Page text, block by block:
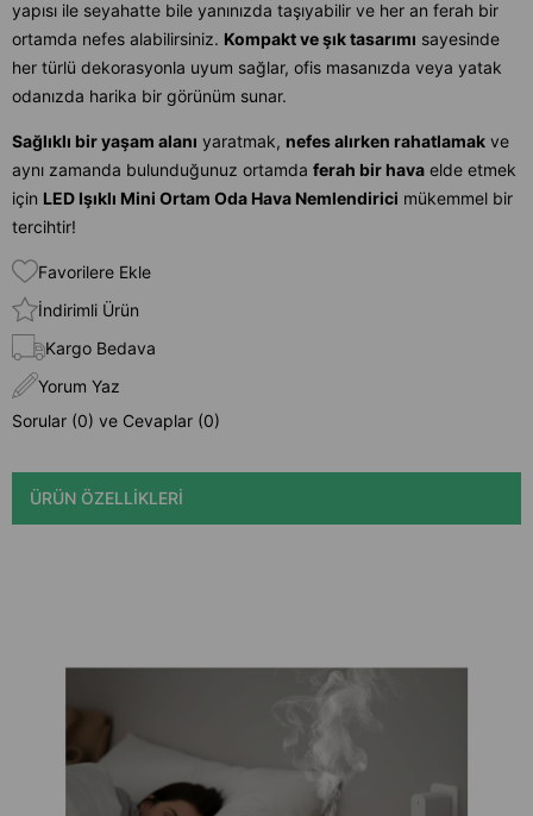
yapısı ile seyahatte bile yanınızda taşıyabilir ve her an ferah bir
ortamda nefes alabilirsiniz. Kompakt ve şık tasarımı sayesinde
her türlü dekorasyonla uyum sağlar, ofis masanızda veya yatak
odanızda harika bir görünüm sunar.
Sağlıklı bir yaşam alanı yaratmak, nefes alırken rahatlamak ve
aynı zamanda bulunduğunuz ortamda ferah bir hava elde etmek
için LED Işıklı Mini Ortam Oda Hava Nemlendirici mükemmel bir
tercihtir!
Favorilere Ekle
İndirimli Ürün
Kargo Bedava
Yorum Yaz
Sorular (0) ve Cevaplar (0)
ÜRÜN ÖZELLIKLERI